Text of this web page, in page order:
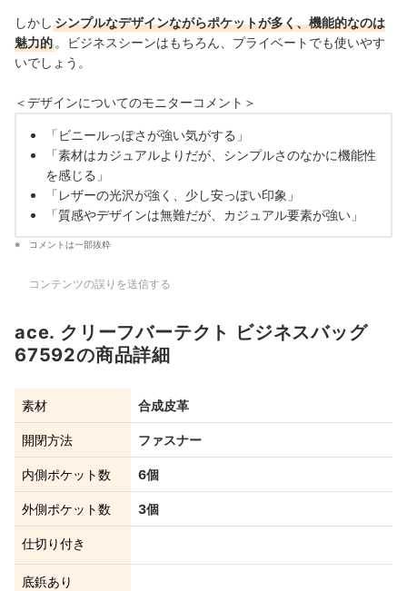
しかし シンプルなデザインながらポケットが多く、機能的なのは
魅力的 。ビジネスシーンはもちろん、プライベートでも使いやす
いでしょう。
＜デザインについてのモニターコメント＞
「ビニールっぽさが強い気がする」
「素材はカジュアルよりだが、シンプルさのなかに機能性
を感じる」
「レザーの光沢が強く、少し安っぽい印象」
「質感やデザインは無難だが、カジュアル要素が強い」
コメントは一部抜粋
コンテンツの誤りを送信する
ace. クリーフバーテクト ビジネスバッグ
67592の商品詳細
素材 合成皮革
開閉方法 ファスナー
内側ポケット数 6個
外側ポケット数 3個
仕切り付き
底鋲あり